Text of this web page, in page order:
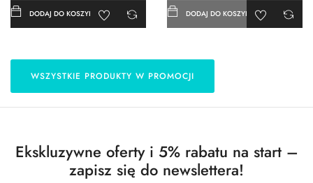
DODAJ DO KOSZYKA DODAJ DO KOSZYKA
WSZYSTKIE PRODUKTY W PROMOCJI
Ekskluzywne oferty i 5% rabatu na start –
zapisz się do newslettera!